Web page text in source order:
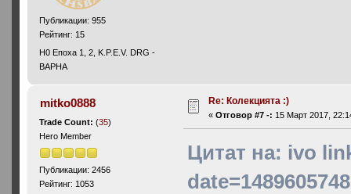
Публикации: 955
Рейтинг: 15
H0 Епоха 1, 2, K.P.E.V. DRG -
ВАРНА
mitko0888
Trade Count:(35)
Hero Member
Публикации: 2456
Рейтинг: 1053
Re: Колекцията :)
«Отговор #7 -: 15 Март 2017,
Цитат на: ivo
date=1489605748